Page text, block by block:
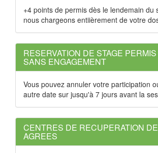
+4 points de permis dès le lendemain du
nous chargeons entiièrement de votre
RESERVATION DE STAGE
SANS ENGAGEMENT
Vous pouvez annuler votre participation
autre date sur jusqu'à 7 jours avant la
CENTRES DE RECUPERATION
AGREES